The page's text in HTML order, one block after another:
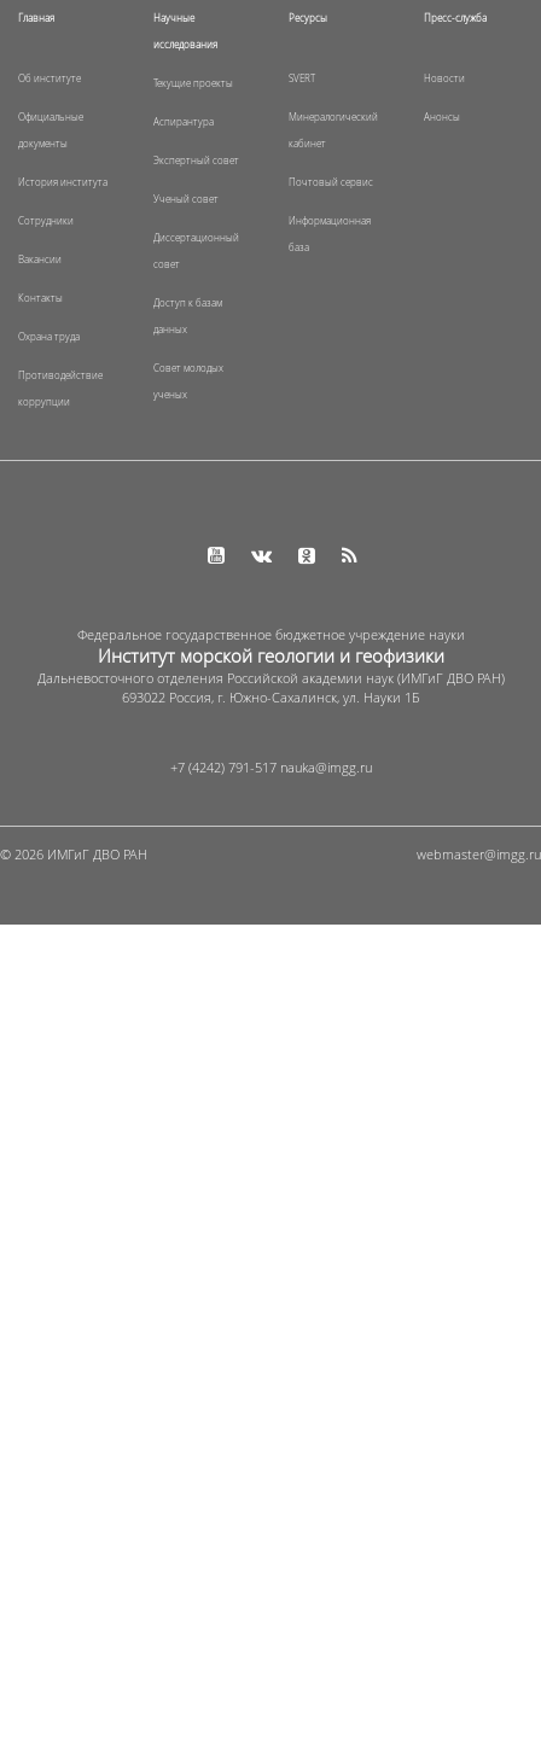
Главная
Об институте
Официальные
документы
История института
Сотрудники
Вакансии
Контакты
Охрана труда
Противодействие
коррупции
Научные
исследования
Текущие проекты
Аспирантура
Экспертный совет
Ученый совет
Диссертационный
совет
Доступ к базам
данных
Совет молодых
ученых
Ресурсы
SVERT
Минералогический
кабинет
Почтовый сервис
Информационная
база
Пресс-служба
Новости
Анонсы
Федеральное государственное бюджетное учреждение науки
Институт морской геологии и геофизики
Дальневосточного отделения Российской академии наук (ИМГиГ ДВО РАН)
693022 Россия, г. Южно-Сахалинск, ул. Науки 1Б
+7 (4242) 791-517
© 2026 ИМГиГ ДВО РАН